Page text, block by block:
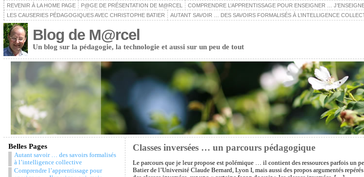
REVENIR À LA HOME PAGE P@GE DE PRÉSENTATION DE M@RCEL COMPRENDRE L’APPRENTISSAGE POUR ENSEIGNER …
LES CAUSERIES PÉDAGOGIQUES AVEC CHRISTOPHE BATIER
AUTANT SAVOIR … DES SAVOIRS FORMALISÉS À L’INTELLIGENCE
Blog de M@rcel
Un blog sur la pédagogie, la technologie et aussi sur un peu de tout
Belles Pages
Autant savoir … des savoirs formalisés
à l’intelligence collective
Comprendre l’apprentissage pour
Classes inversées … un parcours pédagogique
Le parcours que je leur propose est polémique … il contient des ressources parfois un
Batier de l’Université Claude Bernard, Lyon I, mais aussi des propos argumentés